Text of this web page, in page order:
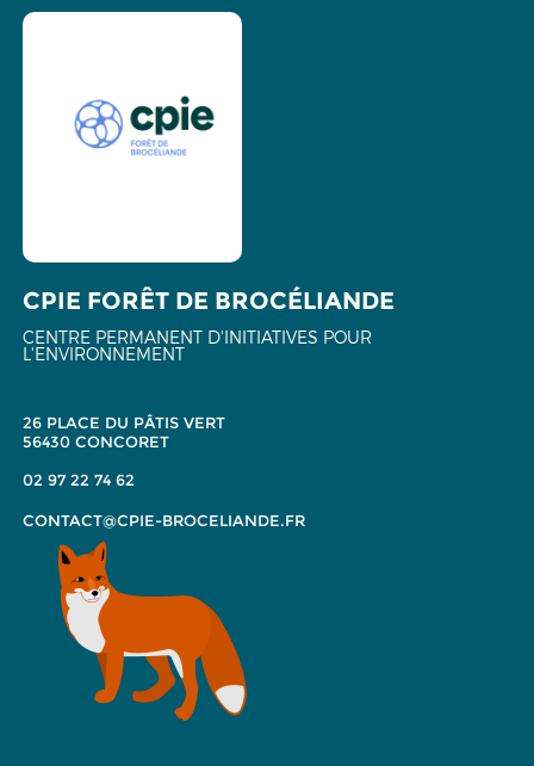
CPIE FORÊT DE BROCÉLIANDE
CENTRE PERMANENT D'INITIATIVES POUR
L'ENVIRONNEMENT
26 PLACE DU PÂTIS VERT
56430 CONCORET
02 97 22 74 62
CONTACT@CPIE-BROCELIANDE.FR